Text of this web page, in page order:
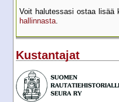
Voit halutessasi ostaa lisää
hallinnasta.
Kustantajat